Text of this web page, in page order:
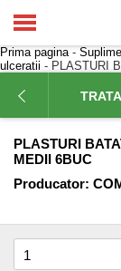
Prima pagina-
ulceratii - PLASTURI
PLASTURI
MEDII 6BUC
Producator: